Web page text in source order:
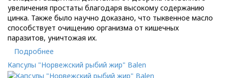
увеличения простаты благодаря высокому содержанию
цинка. Также было научно доказано, что тыквенное масло
способствует очищению организма от кишечных
паразитов, уничтожая их.
Подробнее
Капсулы "Норвежский рыбий жир" Balen